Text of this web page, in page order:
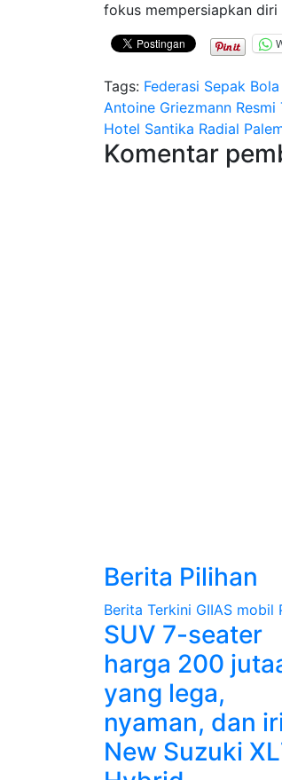
fokus mempersiapkan
Tags: Federasi Sepak Bola
Navigasi
pos
Antoine Griezmann
Hotel Santika Radial
Komentar
Berita Pilihan
Berita Terkini GIIAS mobil
SUV 7-seater
harga 200
yang lega,
nyaman, dan
New Suzuki